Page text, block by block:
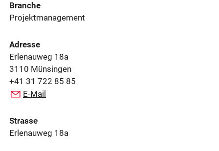
Branche
Projektmanagement
Adresse
Erlenauweg 18a
3110 Münsingen
+41 31 722 85 85
E-Mail
Strasse
Erlenauweg 18a